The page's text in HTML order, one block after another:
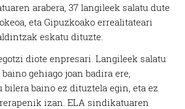
arabera, 37 langileek salatu dute
eta Gipuzkoako errealitateari
eskatu dituzte.
diote enpresari. Langileek salatu
gehiago joan badira ere,
baino ez dituztela egin, eta ez
izan. ELA sindikatuaren